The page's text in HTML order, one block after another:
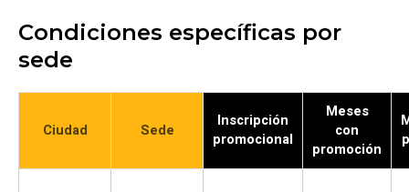
Condiciones específicas por
sede
Ciudad Sede
Inscripción
promocional
Meses
con
promoción